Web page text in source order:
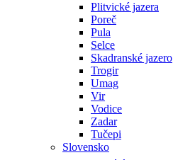
Plitvické jazera
Poreč
Pula
Selce
Skadranské jazero
Trogir
Umag
Vir
Vodice
Zadar
Tučepi
Slovensko